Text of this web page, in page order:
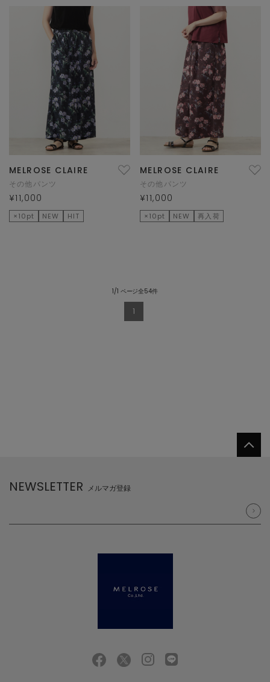
MELROSE CLAIRE
その他パンツ
¥11,000
×10pt NEW HIT
MELROSE CLAIRE
その他パンツ
¥11,000
×10pt NEW 再入荷
1/1 ページ全54件
1
NEWSLETTER メルマガ登録